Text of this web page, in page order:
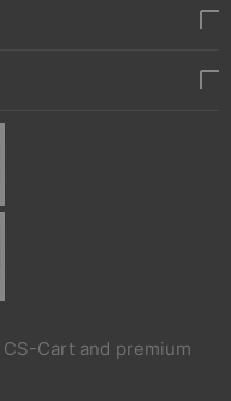
CS-Cart and premium